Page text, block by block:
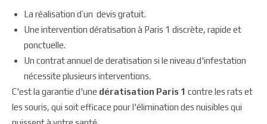
La réalisation d’un devis gratuit.
Une intervention dératisation à Paris 1 discrète, rapide et
ponctuelle.
Un contrat annuel de deratisation si le niveau d'infestation
nécessite plusieurs interventions.
C'est la garantie d'une dératisation Paris 1 contre les rats et
les souris, qui soit efficace pour l'élimination des nuisibles qui